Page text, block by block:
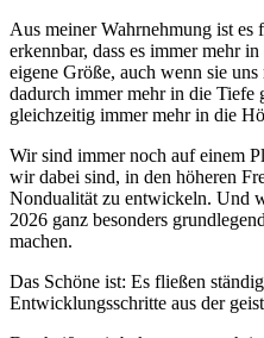
Aus meiner Wahrnehmung ist
erkennbar, dass es immer mehr
eigene Größe, auch wenn sie
dadurch immer mehr in die Tiefe
gleichzeitig immer mehr in die
Wir sind immer noch auf einem
wir dabei sind, in den höheren
Nondualität zu entwickeln. Und
2026 ganz besonders
machen.
Das Schöne ist: Es fließen
Entwicklungsschritte aus der